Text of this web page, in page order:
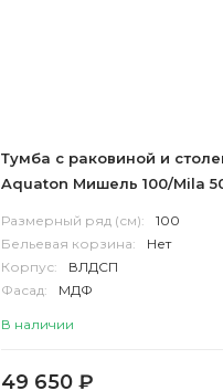
Тумба с раковиной и
Aquaton Мишель 100/Mila
Размерный ряд (см):
100
Бельевая корзина:
Нет
Корпус:
ВЛДСП
Фасад:
МДФ
В наличии
49 650 ₽